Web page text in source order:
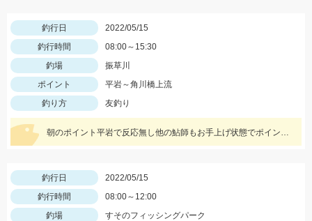
釣行日
2022/05/15
釣行時間
08:00～15:30
釣場
振草川
ポイント
平岩～角川橋上流
釣り方
友釣り
朝のポイント平岩で反応無し他の鮎師もお手上げ状態でポイント移動で角川橋上流に！瀬の中で５匹のみ追いも弱く渋い釣行でした
釣行日
2022/05/15
釣行時間
08:00～12:00
釣場
すそのフィッシングパーク